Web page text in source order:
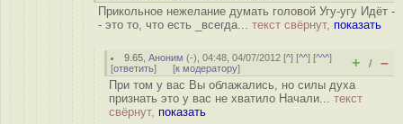
Прикольное нежелание думать головой Угу-угу Идёт -
- это то, что есть _всегда... текст свёрнут, показать
9.65 ,Аноним (-), 04:48, 04/07/2012 [^] [^^] [^^^]
[ответить] [к модератору] + / –
При том у вас Вы облажались, но силы духа
признать это у вас не хватило Начали... текст
свёрнут, показать